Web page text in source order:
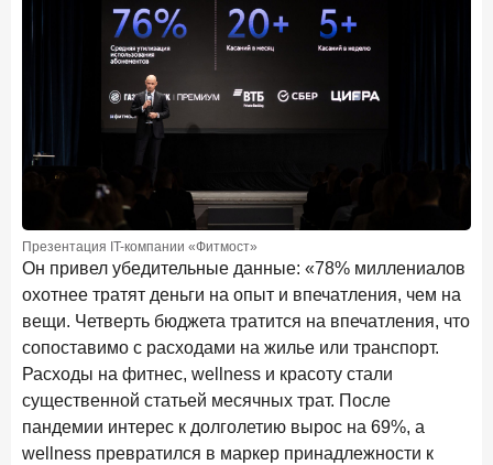
Бизнес на маркетплейсах: новичкам здесь больше не
место
6 февраля 2026 года
По итогам января 2026 года объем выдач кредитов
составил 822,8 млрд руб.
2 февраля 2026 года ИССЛЕДОВАНИЕ
Premium Banking в 2025 году: портрет клиента, тренды
и стратегии банков
30 января 2026 года
Главные «болевые точки» бизнеса при открытии
расчетного счета в банках
26 января 2026 года ИССЛЕДОВАНИЕ
Ипотека. Итоги декабря 2025 года
15 января 2026 года ИССЛЕДОВАНИЕ
По итогам декабря 2025 года объем выдач кредитов
Презентация IT-компании «Фитмост»
Он привел убедительные данные: «78% миллениалов
охотнее тратят деньги на опыт и впечатления, чем на
вещи. Четверть бюджета тратится на впечатления, что
сопоставимо с расходами на жилье или транспорт.
Расходы на фитнес, wellness и красоту стали
существенной статьей месячных трат. После
пандемии интерес к долголетию вырос на 69%, а
wellness превратился в маркер принадлежности к